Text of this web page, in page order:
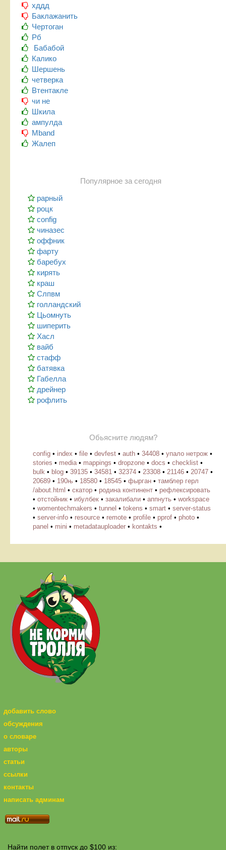
хддд
Баклажанить
Чертоган
Рб
Бабабой
Калико
Шершень
четверка
Втентакле
чи не
Шкила
ампулда
Mband
Жалеп
Популярное за сегодня
рарный
роцк
config
чиназес
оффник
фарту
баребух
кирять
краш
Слпвм
голландский
Цьомнуть
шиперить
Хасл
вайб
стафф
батявка
Габелла
дрейнер
рофлить
Обьясните людям?
config • index • file • devfest • auth • 34408 • упало нетрож •
stories • media • mappings • dropzone • docs • checklist •
bulk • blog • 39135 • 34581 • 32374 • 23308 • 21146 • 20747 •
20689 • 190њ • 18580 • 18545 • фырган • тамблер герл
/about.html • скатор • родина континент • рефлексировать
• отстойник • ибулбек • закалибали • аппнуть • workspace
• womentechmakers • tunnel • tokens • smart • server-status
• server-info • resource • remote • profile • pprof • photo •
panel • mini • metadatauploader • kontakts •
добавить слово
обсуждения
о словаре
авторы
статьи
ссылки
контакты
написать админам
Найти полет в отпуск до $100 из: